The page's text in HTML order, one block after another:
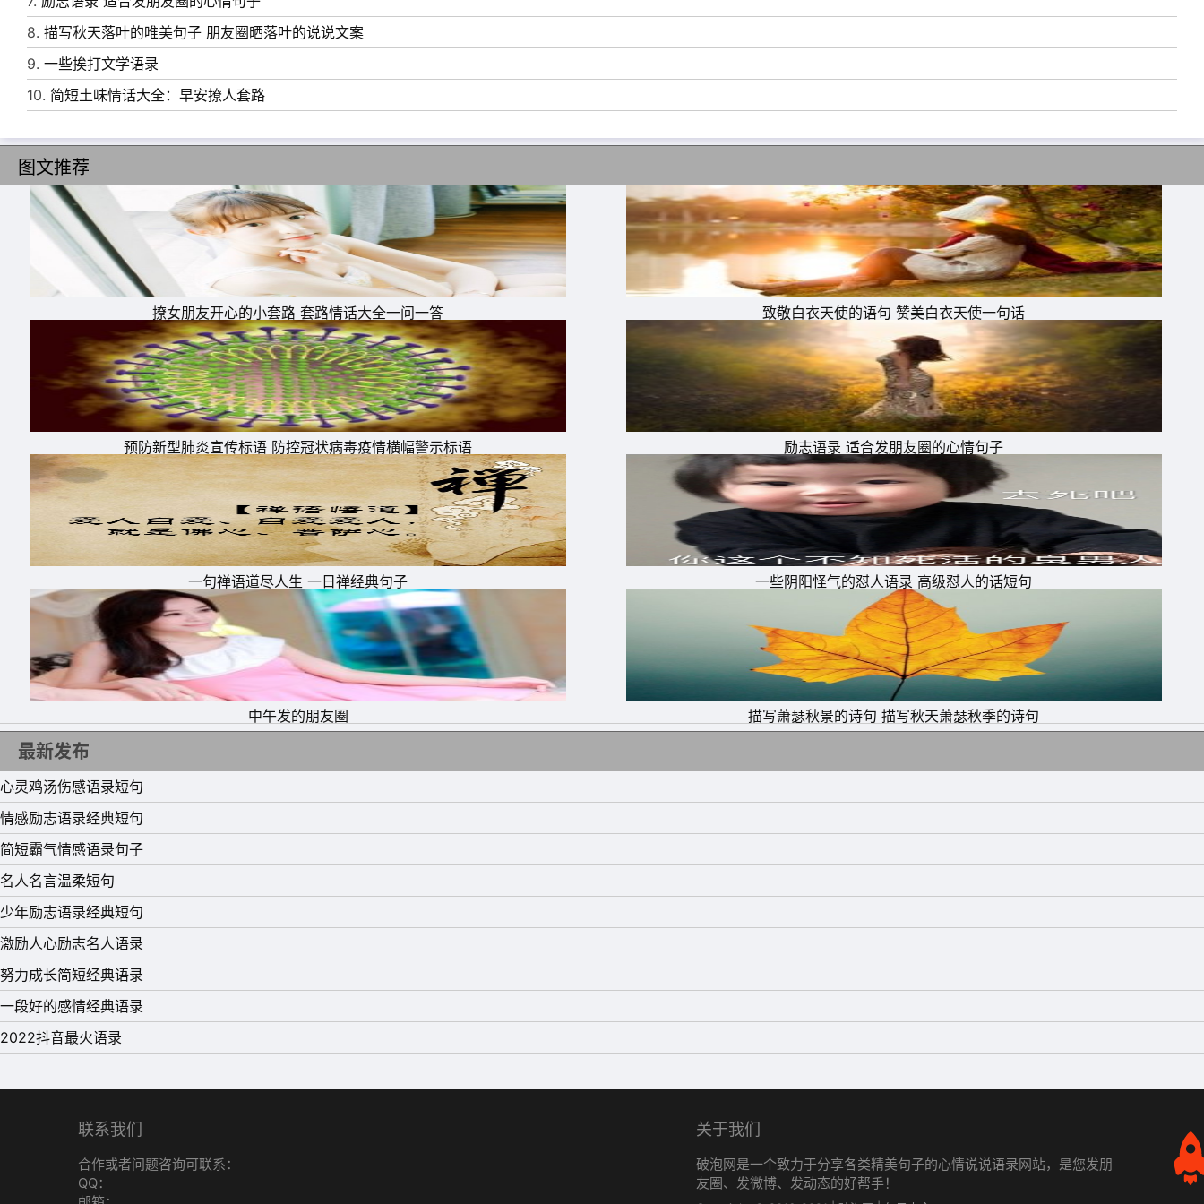
10、 我真的没有能力留住每一个我不想失去的人。
11、 有的路，是脚去走。有的路，要心去走。绊住脚的，往往不是荆棘和石头，而是心。所以，看起来是路
铺展在我们眼前，实际上，是心扑腾在路上。
12、 我想哭，但我不知道怎么哭。
13、 在绝望时 只要有哪怕是小小的丝线 都会紧抓不放。
14、 一些很期待的生活，总是在你自以为是的梦想中消磨了，然后给予你一个很失望的打击。有些东西，想
起来总是很美好的，于是在你的想当然中，荒废了一场本来可以很开心的现实。
15、 朋友之间保持一定的距离，而使友谊永存。
8. 描写秋天落叶的唯美句子 朋友圈晒落叶的说说文案
9. 一些挨打文学语录
10. 简短土味情话大全：早安撩人套路
图文推荐
撩女朋友开心的小套路 套路情话大全一问一答 致敬白衣天使的语句 赞美白衣天使一句话
预防新型肺炎宣传标语 防控冠状病毒疫情横幅警示标语 励志语录 适合发朋友圈的心情句子
一句禅语道尽人生 一日禅经典句子 一些阴阳怪气的怼人语录 高级怼人的话短句
中午发的朋友圈 描写萧瑟秋景的诗句 描写秋天萧瑟秋季的诗句
最新发布
心灵鸡汤伤感语录短句
情感励志语录经典短句
简短霸气情感语录句子
名人名言温柔短句
少年励志语录经典短句
激励人心励志名人语录
努力成长简短经典语录
一段好的感情经典语录
2022抖音最火语录
联系我们
合作或者问题咨询可联系：
QQ：
关于我们
破泡网是一个致力于分享各类精美句子的心情说说语录网站，是您发朋
友圈、发微博、发动态的好帮手！